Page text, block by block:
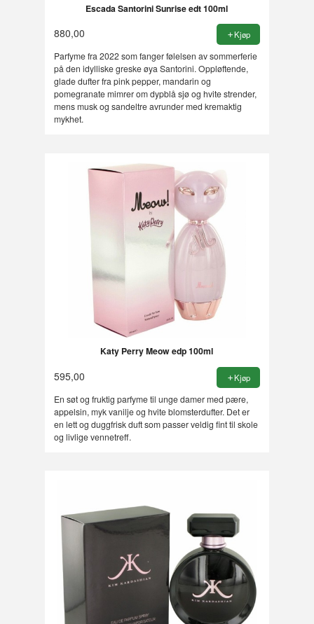
Escada Santorini Sunrise edt 100ml
880,00 Kjøp
Parfyme fra 2022 som fanger følelsen av sommerferie
på den idylliske greske øya Santorini. Oppløftende,
glade dufter fra pink pepper, mandarin og
pomegranate mimrer om dypblå sjø og hvite strender,
mens musk og sandeltre avrunder med kremaktig
mykhet.
Katy Perry Meow edp 100ml
595,00 Kjøp
En søt og fruktig parfyme til unge damer med pære,
appelsin, myk vanilje og hvite blomsterdufter. Det er
en lett og duggfrisk duft som passer veldig fint til skole
og livlige vennetreff.